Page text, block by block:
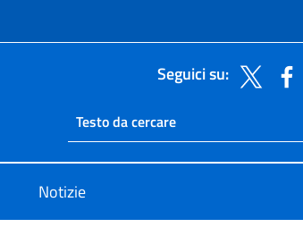
Seguici su:
Ricerca sito
Cerca nel sito
Notizie